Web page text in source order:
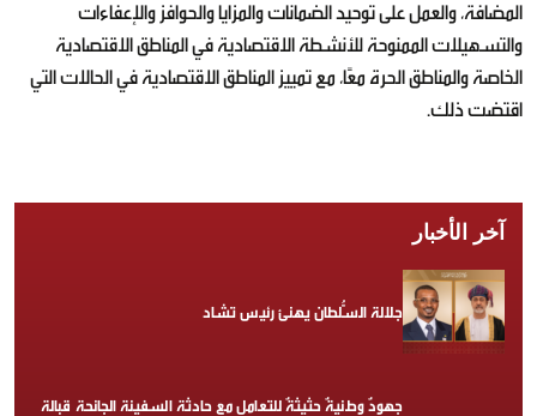
المضافة، والعمل على توحيد الضمانات والمزايا والحوافز والإعفاءات
والتسهيلات الممنوحة للأنشطة الاقتصادية في المناطق الاقتصادية
الخاصة والمناطق الحرة معًا، مع تمييز المناطق الاقتصادية في الحالات التي
اقتضت ذلك.
آخر الأخبار
جلالة السُّلطان يهنئ رئيس تشاد
جهودٌ وطنيةٌ حثيثةٌ للتعامل مع حادثة السفينة الجانحة قبالة